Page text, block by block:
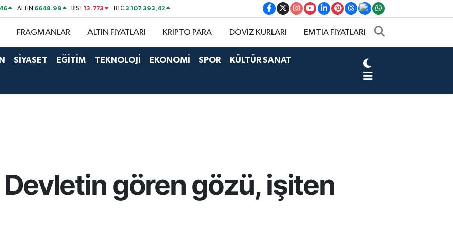
ALTIN 6648.99 BİST13.773 BTC3.107.393,42
FRAGMANLAR ALTIN FİYATLARI KRİPTO PARA DÖVİZ KURLARI EMTİA FİYATLARI
SİYASET EĞİTİM TEKNOLOJİ EKONOMİ SPOR KÜLTÜR SANAT
gören gözü, işiten